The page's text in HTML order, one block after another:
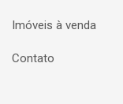
Imóveis à venda
Contato